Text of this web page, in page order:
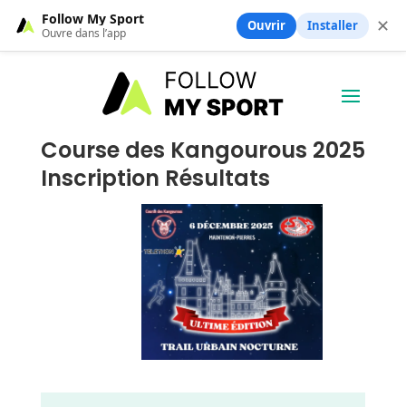
Course des Kangourous 2025
Inscription Résultats
Follow My Sport
Ouvre dans l’app Ouvrir Installer ✕